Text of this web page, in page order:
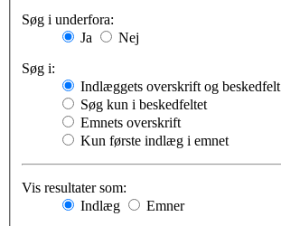
Søg i underfora:
Ja
Nej
Søg i:
Indlæggets overskrift og beskedfelt
Søg kun i beskedfeltet
Emnets overskrift
Kun første indlæg i emnet
Vis resultater som:
Indlæg
Emner